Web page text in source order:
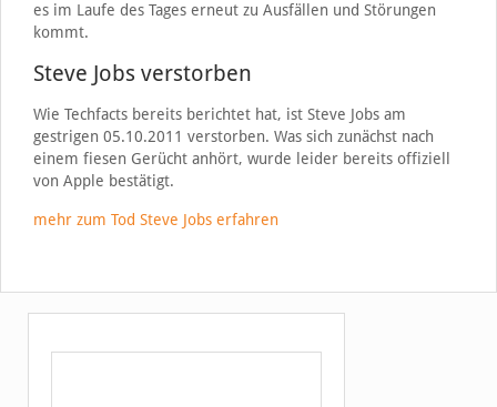
es im Laufe des Tages erneut zu Ausfällen und Störungen
kommt.
Steve Jobs verstorben
Wie Techfacts bereits berichtet hat, ist Steve Jobs am
gestrigen 05.10.2011 verstorben. Was sich zunächst nach
einem fiesen Gerücht anhört, wurde leider bereits offiziell
von Apple bestätigt.
mehr zum Tod Steve Jobs erfahren